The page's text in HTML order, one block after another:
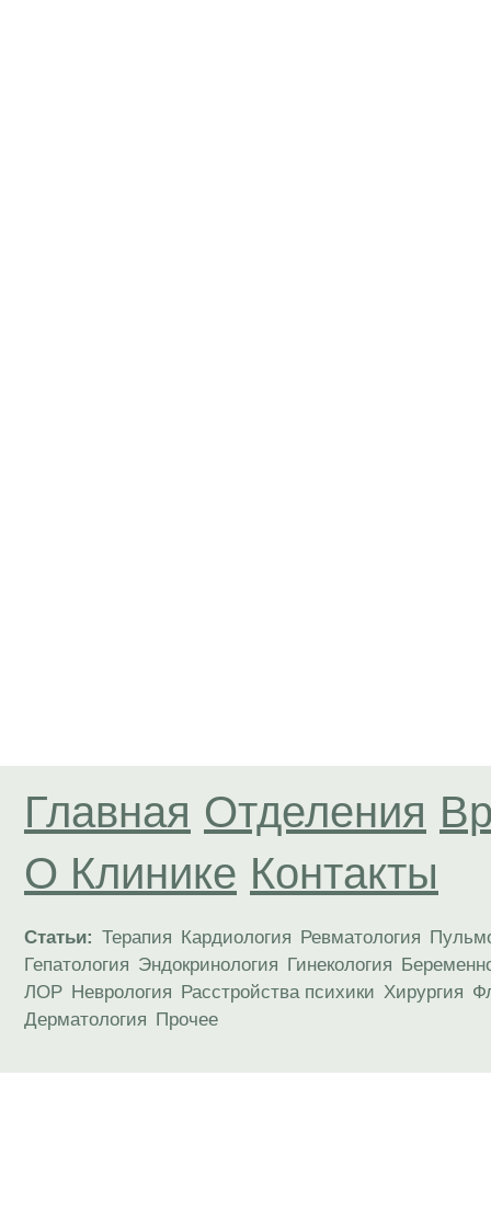
Главная Отделения
О Клинике Контакты
Статьи: Терапия Кардиология Ревматология
Гепатология Эндокринология Гинекология
ЛОР Неврология Расстройства психики Хирургия
Дерматология Прочее